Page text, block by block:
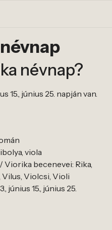
névnap?
15., június 25. napján van.
viola
Viorika becenevei: Rika,
Vilus, Violcsi, Violi
június 15., június 25.